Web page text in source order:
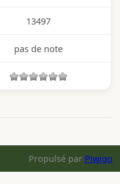
13497
pas de note
Propulsé par Piwigo